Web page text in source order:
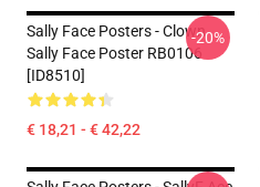
Sally Face Posters - Clown
Sally Face Poster RB0106
[ID8510]
€ 18,21 - € 42,22
-20%